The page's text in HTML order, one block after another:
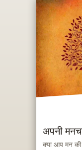
अपनी
क्या आप मन की